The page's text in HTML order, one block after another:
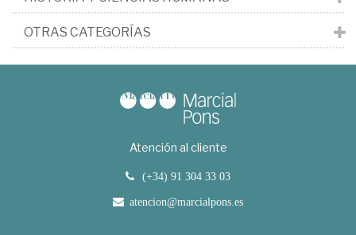
OTRAS CATEGORÍAS
Atención al cliente
(+34) 91 304 33 03
atencion@marcialpons.es